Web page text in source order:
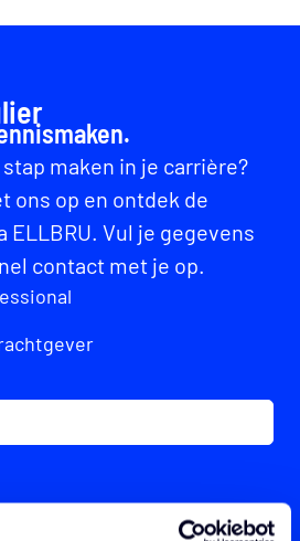
maken in je carrière?
ons op en ontdek de
ELLBRU. Vul je gegevens
contact met je op.